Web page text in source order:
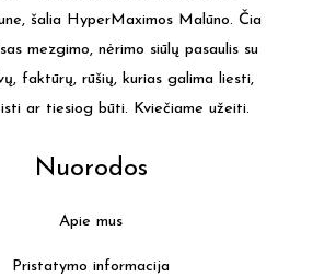
šalia HyperMaximos Malūno. Čia
mezgimo, nėrimo siūlų pasaulis su
faktūrų, rūšių, kurias galima liesti,
ar tiesiog būti. Kviečiame užeiti.
Nuorodos
Apie mus
Pristatymo informacija